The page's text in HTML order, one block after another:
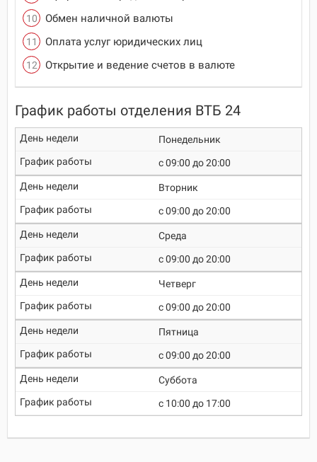
Обмен наличной валюты
Оплата услуг юридических лиц
Открытие и ведение счетов в валюте
График работы отделения ВТБ 24
Понедельник
c 09:00 до 20:00
Вторник
c 09:00 до 20:00
Среда
c 09:00 до 20:00
Четверг
c 09:00 до 20:00
Пятница
c 09:00 до 20:00
Суббота
c 10:00 до 17:00